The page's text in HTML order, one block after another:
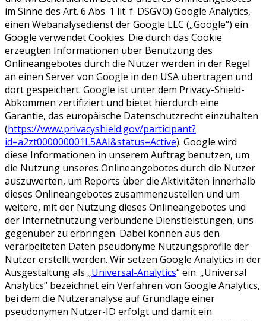
im Sinne des Art. 6 Abs. 1 lit. f. DSGVO) Google Analytics,
einen Webanalysedienst der Google LLC („Google“) ein.
Google verwendet Cookies. Die durch das Cookie
erzeugten Informationen über Benutzung des
Onlineangebotes durch die Nutzer werden in der Regel
an einen Server von Google in den USA übertragen und
dort gespeichert. Google ist unter dem Privacy-Shield-
Abkommen zertifiziert und bietet hierdurch eine
Garantie, das europäische Datenschutzrecht einzuhalten
(https://www.privacyshield.gov/participant?
id=a2zt000000001L5AAI&status=Active). Google wird
diese Informationen in unserem Auftrag benutzen, um
die Nutzung unseres Onlineangebotes durch die Nutzer
auszuwerten, um Reports über die Aktivitäten innerhalb
dieses Onlineangebotes zusammenzustellen und um
weitere, mit der Nutzung dieses Onlineangebotes und
der Internetnutzung verbundene Dienstleistungen, uns
gegenüber zu erbringen. Dabei können aus den
verarbeiteten Daten pseudonyme Nutzungsprofile der
Nutzer erstellt werden. Wir setzen Google Analytics in der
Ausgestaltung als „Universal-Analytics“ ein. „Universal
Analytics“ bezeichnet ein Verfahren von Google Analytics,
bei dem die Nutzeranalyse auf Grundlage einer
pseudonymen Nutzer-ID erfolgt und damit ein